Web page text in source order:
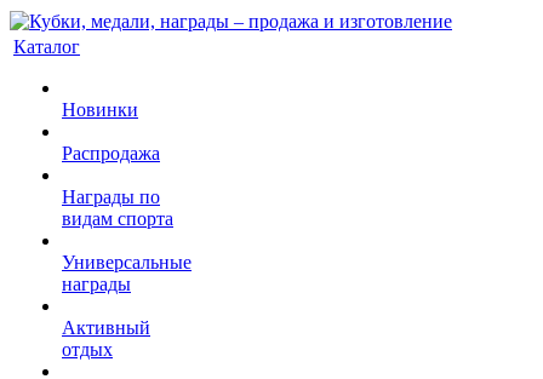
Каталог
Новинки
Распродажа
Награды по
видам спорта
Универсальные
награды
Активный
отдых